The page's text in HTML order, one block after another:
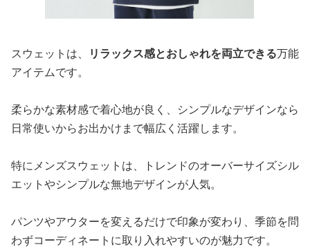
スウェットは、 リラックス感とおしゃれを両立できる万能
アイテムです。
柔らかな素材感で着心地が良く、シンプルなデザインなら
日常使いからお出かけまで幅広く活躍します。
特にメンズスウェットは、トレンドのオーバーサイズシル
エットやシンプルな無地デザインが人気。
パンツやアウターを変えるだけで印象が変わり、季節を問
わずコーディネートに取り入れやすいのが魅力です。